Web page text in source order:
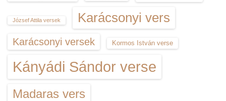
József Attila versek Karácsonyi vers
Karácsonyi versek Kormos István verse
Kányádi Sándor verse
Madaras vers